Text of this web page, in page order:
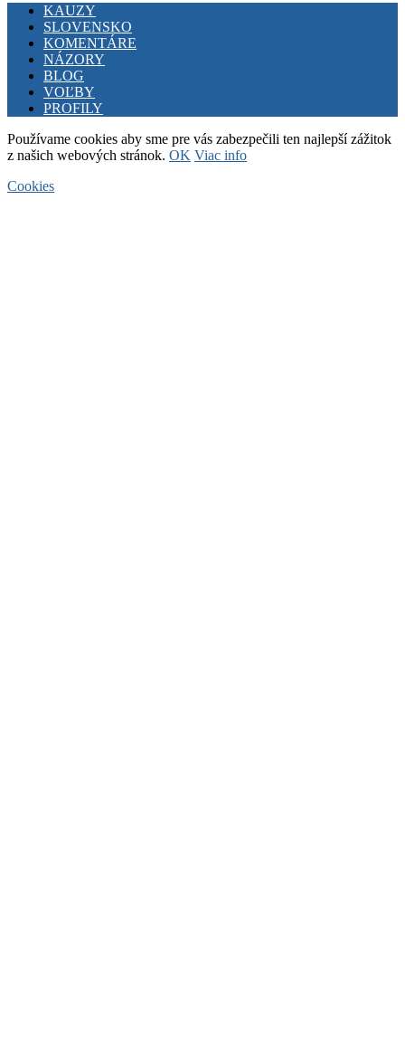
Facebook
Twitter
YoutubeKAUZY
SLOVENSKO
KOMENTÁRE
NÁZORY
BLOG
VOĽBY
PROFILY
Používame cookies aby sme pre vás zabezpečili ten najlepší zážitok
z našich webových stránok. OK Viac info
Cookies